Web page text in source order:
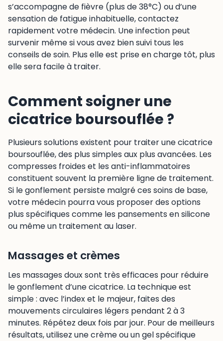
s’accompagne de fièvre (plus de 38°C) ou d’une
sensation de fatigue inhabituelle, contactez
rapidement votre médecin. Une infection peut
survenir même si vous avez bien suivi tous les
conseils de soin. Plus elle est prise en charge tôt, plus
elle sera facile à traiter.
Comment soigner une
cicatrice boursouflée ?
Plusieurs solutions existent pour traiter une cicatrice
boursouflée, des plus simples aux plus avancées. Les
compresses froides et les anti-inflammatoires
constituent souvent la première ligne de traitement.
Si le gonflement persiste malgré ces soins de base,
votre médecin pourra vous proposer des options
plus spécifiques comme les pansements en silicone
ou même un traitement au laser.
Massages et crèmes
Les massages doux sont très efficaces pour réduire
le gonflement d’une cicatrice. La technique est
simple : avec l’index et le majeur, faites des
mouvements circulaires légers pendant 2 à 3
minutes. Répétez deux fois par jour. Pour de meilleurs
résultats, utilisez une crème ou un gel spécifique